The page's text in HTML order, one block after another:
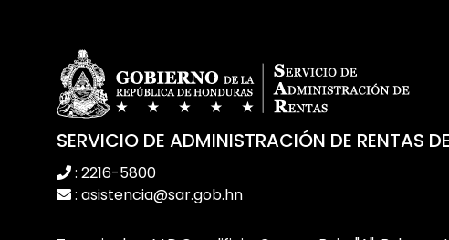
SERVICIO DE ADMINISTRACIÓN DE RENTAS
: 2216-5800
: asistencia@sar.gob.hn